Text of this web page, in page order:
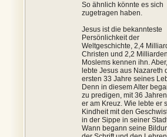
So ähnlich könnte es sich
zugetragen haben.
Jesus ist die bekannteste
Persönlichkeit der
Weltgeschichte, 2,4
Christen und 2,2 Milliarden
Moslems kennen ihn.
lebte Jesus aus Nazareth
ersten 33 Jahre seines
Denn in diesem Alter
zu predigen, mit 36
er am Kreuz. Wie lebte er
Kindheit mit den
in der Sippe in seiner
Wann begann seine